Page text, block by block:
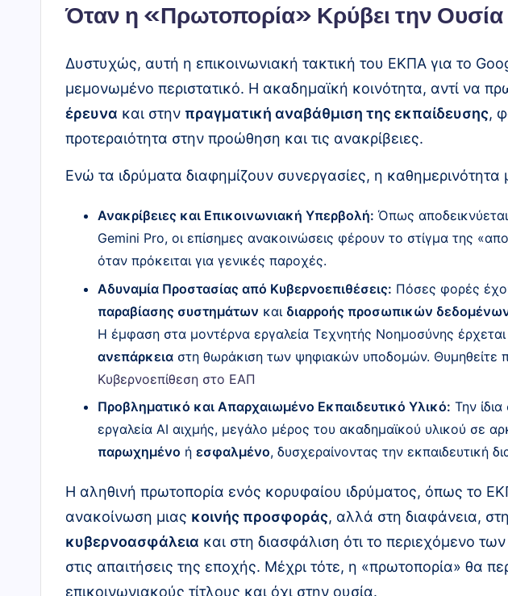
Όταν η «Πρωτοπορία» Κρύβει την Ουσία
Δυστυχώς, αυτή η επικοινωνιακή τακτική του ΕΚΠΑ για το
μεμονωμένο περιστατικό. Η ακαδημαϊκή κοινότητα, αντί να
έρευνα και στην πραγματική αναβάθμιση της εκπαίδευσης,
προτεραιότητα στην προώθηση και τις ανακρίβειες.
Ενώ τα ιδρύματα διαφημίζουν συνεργασίες, η
Ανακρίβειες και Επικοινωνιακή Υπερβολή: Όπως
Gemini Pro, οι επίσημες ανακοινώσεις φέρουν το στίγμα της
όταν πρόκειται για γενικές παροχές.
Αδυναμία Προστασίας από Κυβερνοεπιθέσεις: Πόσες φορές
παραβίασης συστημάτων και διαρροής προσωπικών
Η έμφαση στα μοντέρνα εργαλεία Τεχνητής Νοημοσύνης έρχεται
ανεπάρκεια στη θωράκιση των ψηφιακών υποδομών. Θυμηθείτε
Κυβερνοεπίθεση στο ΕΑΠ
Προβληματικό και Απαρχαιωμένο Εκπαιδευτικό Υλικό: Την
εργαλεία AI αιχμής, μεγάλο μέρος του ακαδημαϊκού υλικού σε
παρωχημένο ή εσφαλμένο, δυσχεραίνοντας την εκπαιδευτική
Η αληθινή πρωτοπορία ενός κορυφαίου ιδρύματος, όπως το
ανακοίνωση μιας κοινής προσφοράς, αλλά στη διαφάνεια,
κυβερνοασφάλεια και στη διασφάλιση ότι το περιεχόμενο
στις απαιτήσεις της εποχής. Μέχρι τότε, η «πρωτοπορία» θα
επικοινωνιακούς τίτλους και όχι στην ουσία.